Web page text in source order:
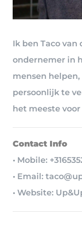
Ik ben Taco
ondernemer in
mensen
persoonlijk te
het meeste
Contact Info
• Mobile:
• Email:
• Website: